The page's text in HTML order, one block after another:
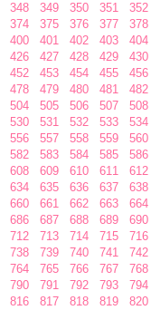
348 349 350 351 352
374 375 376 377 378
400 401 402 403 404
426 427 428 429 430
452 453 454 455 456
478 479 480 481 482
504 505 506 507 508
530 531 532 533 534
556 557 558 559 560
582 583 584 585 586
608 609 610 611 612
634 635 636 637 638
660 661 662 663 664
686 687 688 689 690
712 713 714 715 716
738 739 740 741 742
764 765 766 767 768
790 791 792 793 794
816 817 818 819 820